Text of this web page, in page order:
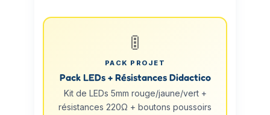
🚦
PACK PROJET
Pack LEDs + Résistances Didactico
Kit de LEDs 5mm rouge/jaune/vert +
résistances 220Ω + boutons poussoirs